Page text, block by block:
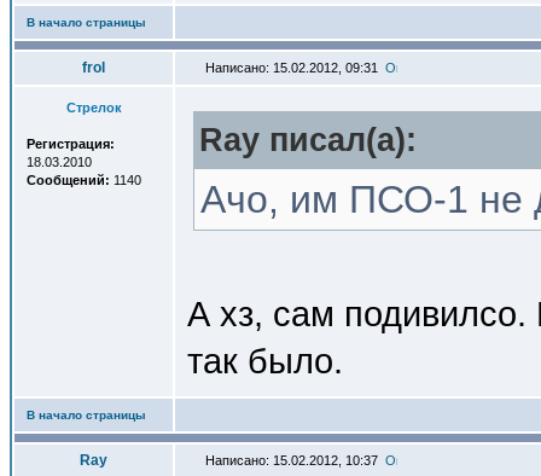
В начало страницы
frol Написано: 15.02.2012, 09:31
Стрелок
Регистрация:
18.03.2010
Сообщений: 1140
Ray писал(a):
Ачо, им ПСО-1 не
А хз, сам
так было.
В начало страницы
Ray Написано: 15.02.2012, 10:37